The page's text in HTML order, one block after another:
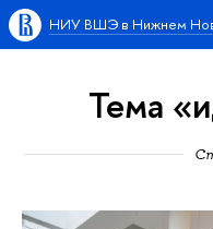
НИУ ВШЭ в Нижнем
Тема